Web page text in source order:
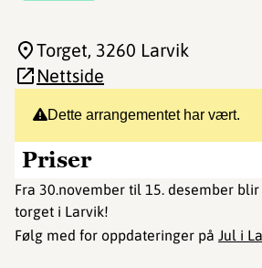
Dette arrangementet har vært.
Priser
Fra 30.november til 15. desember
torget i Larvik!
Følg med for oppdateringer på Jul i
Torget, 3260 Larvik
Nettside